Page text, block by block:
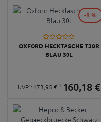
OXFORD HECKTASCHE T30R
BLAU 30L
UVP¹: 173, 95 € 1 160,18€
-8 %